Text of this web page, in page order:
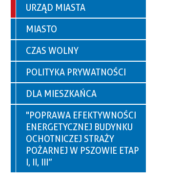
URZĄD MIASTA
MIASTO
CZAS WOLNY
POLITYKA PRYWATNOŚCI
DLA MIESZKAŃCA
"POPRAWA EFEKTYWNOŚCI
ENERGETYCZNEJ BUDYNKU
OCHOTNICZEJ STRAŻY
POŻARNEJ W PSZOWIE ETAP
I, II, III”